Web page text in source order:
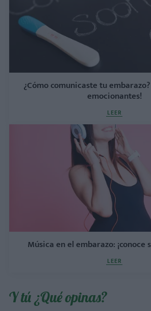
¿Cómo comunicaste tu
emocionantes!
LEER
Música en el embarazo: ¡conoce
LEER
Y tú ¿Qué opinas?